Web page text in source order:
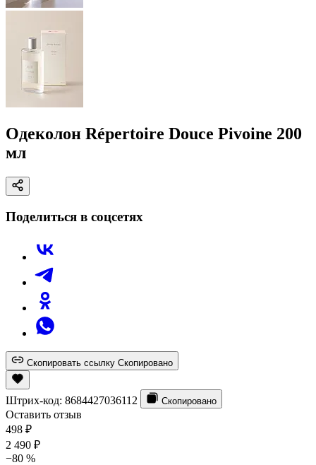
Одеколон Répertoire Douce Pivoine 200
мл
Поделиться в соцсетях
Скопировать ссылку Скопировано
Штрих-код: 8684427036112 Скопировано
Оставить отзыв
498 ₽
2 490 ₽
−80 %